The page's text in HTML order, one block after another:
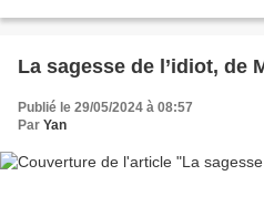
La sagesse de l’idiot, de
Publié le 29/05/2024 à 08:57
Par Yan